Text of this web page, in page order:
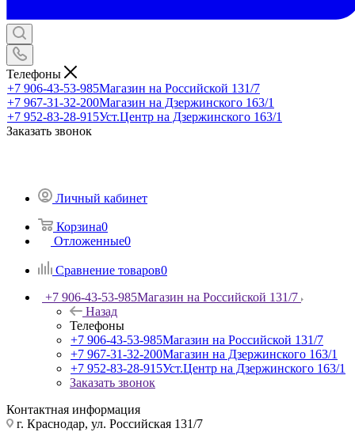
Телефоны
+7 906-43-53-985Магазин на Российской 131/7
+7 967-31-32-200Магазин на Дзержинского 163/1
+7 952-83-28-915Уст.Центр на Дзержинского 163/1
Заказать звонок
Личный кабинет
Корзина0
Отложенные0
Сравнение товаров0
+7 906-43-53-985Магазин на Российской 131/7
Назад
Телефоны
+7 906-43-53-985Магазин на Российской 131/7
+7 967-31-32-200Магазин на Дзержинского 163/1
+7 952-83-28-915Уст.Центр на Дзержинского 163/1
Заказать звонок
Контактная информация
г. Краснодар, ул. Российская 131/7